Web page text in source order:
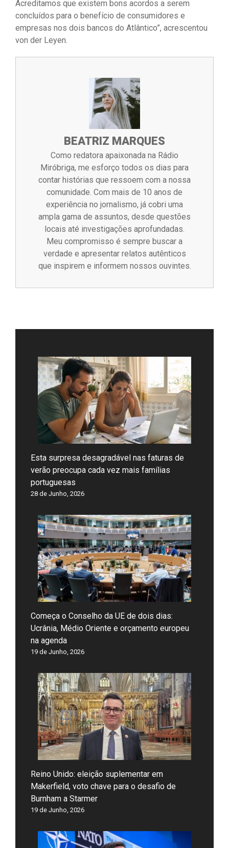
Acreditamos que existem bons acordos a serem
concluídos para o benefício de consumidores e
empresas nos dois bancos do Atlântico”, acrescentou
von der Leyen.
BEATRIZ MARQUES
Como redatora apaixonada na Rádio
Miróbriga, me esforço todos os dias para
contar histórias que ressoem com a nossa
comunidade. Com mais de 10 anos de
experiência no jornalismo, já cobri uma
ampla gama de assuntos, desde questões
locais até investigações aprofundadas.
Meu compromisso é sempre buscar a
verdade e apresentar relatos autênticos
que inspirem e informem nossos ouvintes.
Esta surpresa desagradável nas faturas de
verão preocupa cada vez mais famílias
portuguesas
28 de Junho, 2026
Começa o Conselho da UE de dois dias:
Ucrânia, Médio Oriente e orçamento europeu
na agenda
19 de Junho, 2026
Reino Unido: eleição suplementar em
Makerfield, voto chave para o desafio de
Burnham a Starmer
19 de Junho, 2026